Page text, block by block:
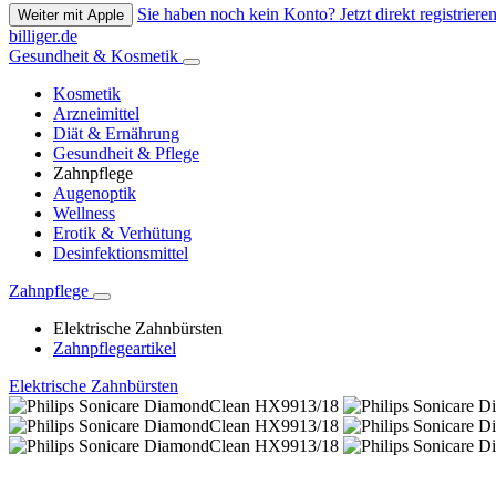
Weiter mit Apple
Sie haben noch kein Konto? Jetzt direkt
billiger.de
Gesundheit & Kosmetik
Kosmetik
Arzneimittel
Diät & Ernährung
Gesundheit & Pflege
Zahnpflege
Augenoptik
Wellness
Erotik & Verhütung
Desinfektionsmittel
Zahnpflege
Elektrische Zahnbürsten
Zahnpflegeartikel
Elektrische Zahnbürsten